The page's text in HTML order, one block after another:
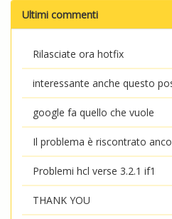
Ultimi commenti
Rilasciate ora hotfix
interessante anche questo
google fa quello che vuole
Il problema è riscontrato
Problemi hcl verse 3.2.1 if1
THANK YOU